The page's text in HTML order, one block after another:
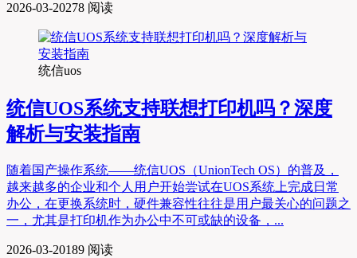
2026-03-20278 阅读
统信uos
统信UOS系统支持联想打印机吗？深度
解析与安装指南
随着国产操作系统——统信UOS（UnionTech OS）的普及，
越来越多的企业和个人用户开始尝试在UOS系统上完成日常
办公，在更换系统时，硬件兼容性往往是用户最关心的问题之
一，尤其是打印机作为办公中不可或缺的设备，...
2026-03-20189 阅读